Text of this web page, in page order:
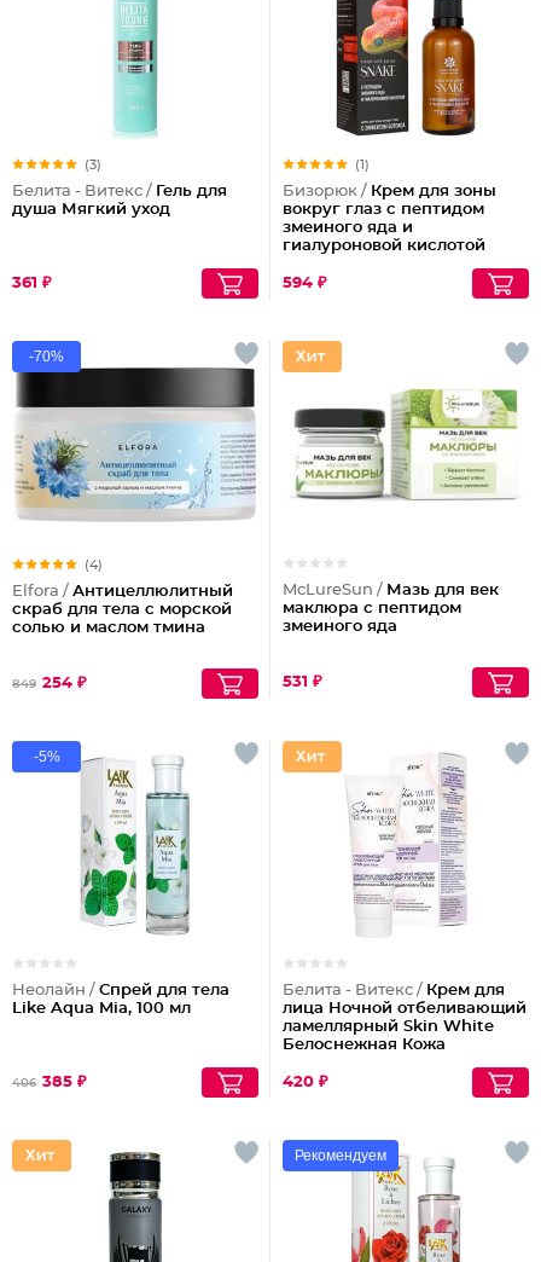
(3)
Белита - Витекс / Гель для
душа Мягкий уход
361 ₽
(1)
Бизорюк / Крем для зоны
вокруг глаз с пептидом
змеиного яда и
гиалуроновой кислотой
594 ₽
-70%
(4)
Elfora / Антицеллюлитный
скраб для тела с морской
солью и маслом тмина
849 254 ₽
McLureSun / Мазь для век
маклюра с пептидом
змеиного яда
531 ₽
-5%
Неолайн / Спрей для тела
Like Aqua Mia, 100 мл
406 385 ₽
Белита - Витекс / Крем для
лица Ночной отбеливающий
ламеллярный Skin White
Белоснежная Кожа
420 ₽
Рекомендуем